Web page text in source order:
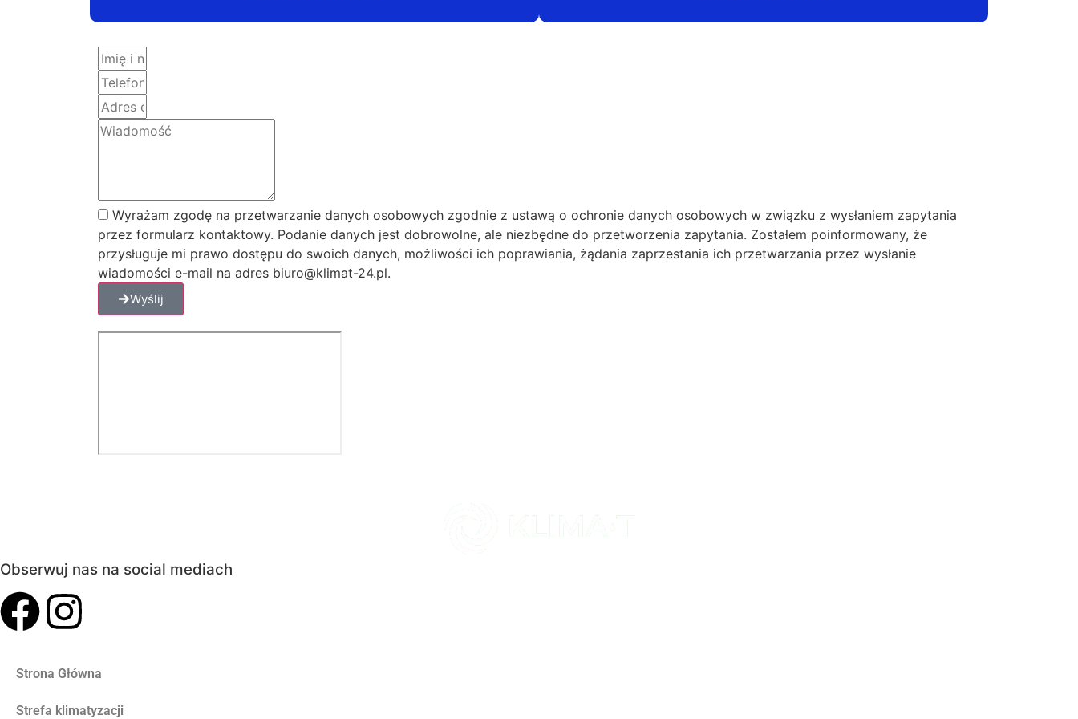
Wyrażam zgodę na przetwarzanie danych osobowych zgodnie z ustawą o ochronie danych osobowych w związku z wysłaniem zapytania
przez formularz kontaktowy. Podanie danych jest dobrowolne, ale niezbędne do przetworzenia zapytania. Zostałem poinformowany, że
przysługuje mi prawo dostępu do swoich danych, możliwości ich poprawiania, żądania zaprzestania ich przetwarzania przez wysłanie
wiadomości e-mail na adres biuro@klimat-24.pl.
Wyślij
Obserwuj nas na social mediach
Strona Główna
Strefa klimatyzacji